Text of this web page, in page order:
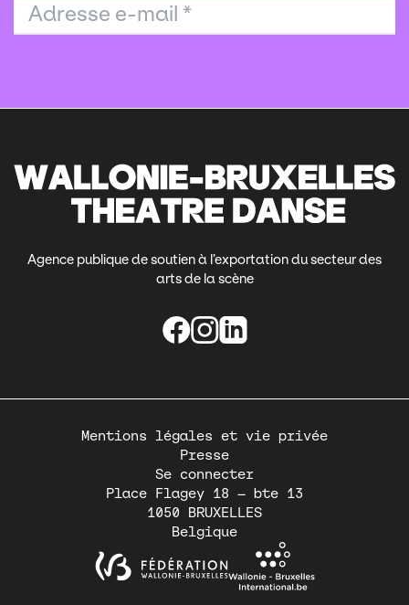
Adresse e-mail *
Agence publique de soutien à l’exportation du secteur des
arts de la scène
Pied
Mentions légales et vie privée
Presse
Se connecter
Place Flagey 18 – bte 13
1050
BRUXELLES
Belgique